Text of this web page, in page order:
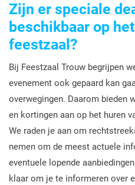
Zijn er speciale
beschikbaar op
feestzaal?
Bij Feestzaal Trouw begrijpen
evenement ook gepaard kan
overwegingen. Daarom bieden
en kortingen aan op het huren
We raden je aan om
nemen om de meest actuele
eventuele lopende
klaar om je te informeren over